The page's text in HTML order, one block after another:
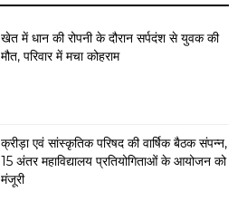
खेत में धान की रोपनी के दौरान सर्पदंश से युवक की
मौत, परिवार में मचा कोहराम
क्रीड़ा एवं सांस्कृतिक परिषद की वार्षिक बैठक संपन्न,
15 अंतर महाविद्यालय प्रतियोगिताओं के आयोजन को
मंजूरी